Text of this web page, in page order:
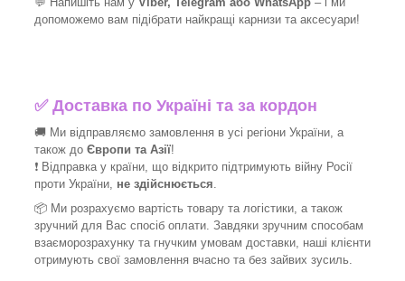
допоможемо вам підібрати найкращі карнизи та аксесуари!
✅Доставка по Україні та за кордон
🚚 Ми відправляємо замовлення в усі регіони України, а
також до Європи та Азії!
❗ Відправка у країни, що відкрито підтримують війну Росії
проти України, не здійснюється
📦 Ми розрахуємо вартість товару та логістики, а також
зручний для Вас спосіб оплати. Завдяки зручним способам
взаєморозрахунку та гнучким умовам доставки, наші клієнти
отримують свої замовлення вчасно та без зайвих зусиль.